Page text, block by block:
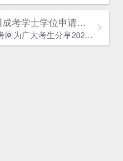
2025年‌‌‌‌四川成考学士学位申请条件
四川成人高考网​为广大考生分享2025年‌‌‌‌四川成考学士学位申请条件。为广大在职人员和社会人士提供学历提升的机会。更多四川成考考试信息，欢迎在线访问四川成人高考网。